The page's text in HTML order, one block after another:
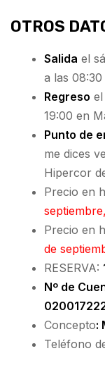
OTROS
Salida el
a las
Regreso
19:00 en
Punto de
me dices
Hipercor
Precio en
Precio en
de
RESERVA:
Nº de
Concepto:
Teléfono